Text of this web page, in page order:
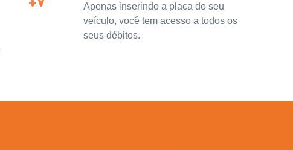
Apenas inserindo a placa do seu
veículo, você tem acesso a todos os
seus débitos.